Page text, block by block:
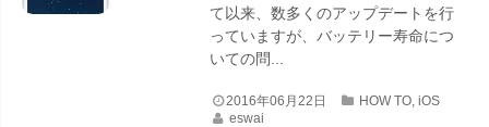
て以来、数多くのアップデートを行
っていますが、バッテリー寿命につ
いての問...
2016年06月22日 HOW TO,iOS
eswai